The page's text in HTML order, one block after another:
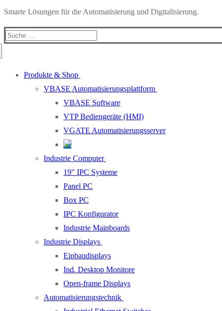
Smarte Lösungen für die Automatisierung und Digitalisierung.
Produkte & Shop
VBASE Automatisierungsplattform
VBASE Software
VTP Bediengeräte (HMI)
VGATE Automatisierungsserver
Industrie Computer
19″ IPC Systeme
Panel PC
Box PC
IPC Konfigurator
Industrie Mainboards
Industrie Displays
Einbaudisplays
Ind. Desktop Monitore
Open-frame Displays
Automatisierungstechnik